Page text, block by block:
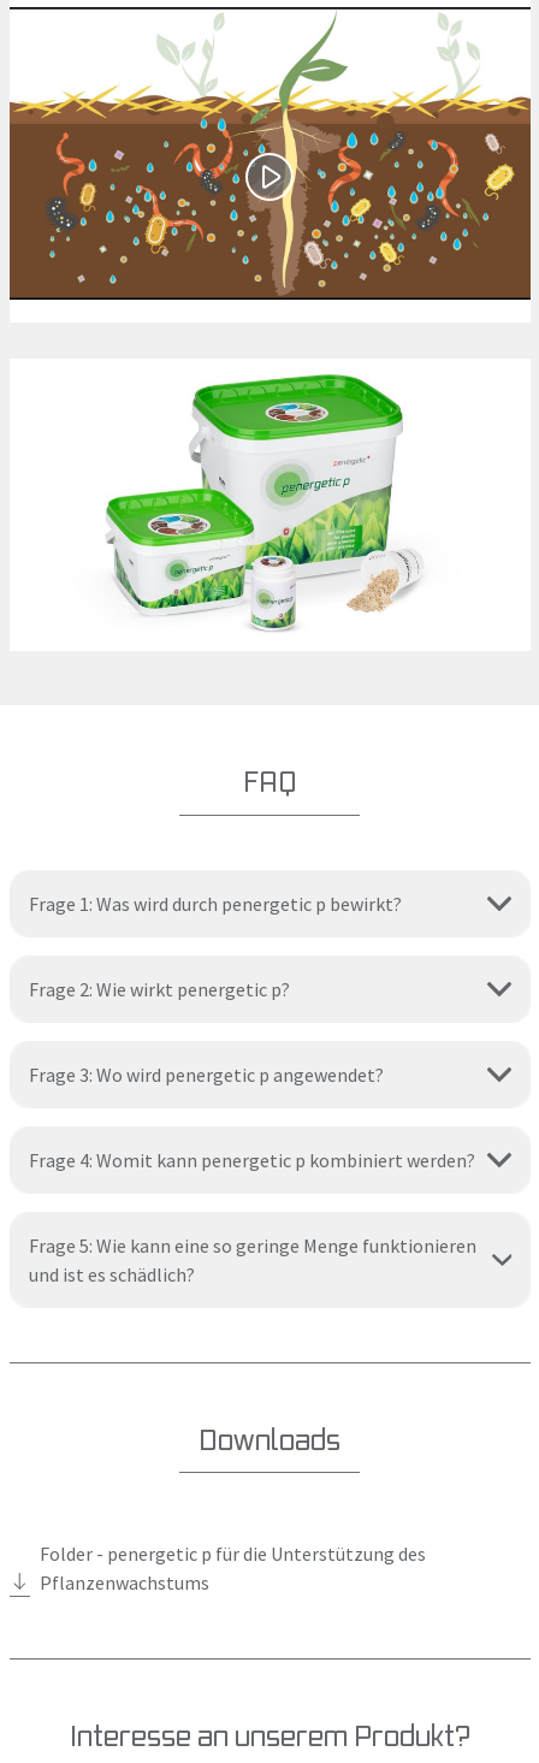
FAQ
Frage 1: Was wird durch penergetic p bewirkt?
Frage 2: Wie wirkt penergetic p?
Frage 3: Wo wird penergetic p angewendet?
Frage 4: Womit kann penergetic p kombiniert werden?
Frage 5: Wie kann eine so geringe Menge funktionieren
und ist es schädlich?
Downloads
Folder - penergetic p für die Unterstützung des
Pflanzenwachstums
Interesse an unserem Produkt?